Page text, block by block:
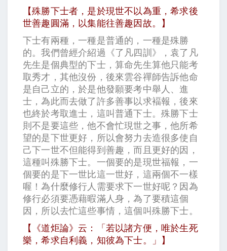
【殊勝下士者，是於現世不以為重，希求後
世善趣圓滿，以集能往善趣因故。】
下士有兩種，一種是普通的，一種是殊勝
的。我們曾經介紹過《了凡四訓》，袁了凡
先生是個典型的下士，算命先生算他只能考
取秀才，其他沒份，後來雲谷禪師告訴他命
是自己立的，於是他發願要考中舉人、進
士，為此而去做了許多善事以求褔報，後來
也終於考取進士，這叫普通下士。殊勝下士
則不是要這些，他不會忙現世之事，他所希
望的是下世更好，所以會努力去造很多使自
己下一世不但能得到善趣，而且更好的因，
這種叫殊勝下士。一個要的是現世福報，一
個要的是下一世比這一世好，這兩個不一樣
喔！為什麼修行人需要求下一世好呢？因為
修行必須要憑藉暇滿人身，為了要積這個
因，所以去忙這些事情，這個叫殊勝下士。
【《道炬論》云：「若以諸方便，唯於生死
樂，希求自利義，知彼為下士。」】